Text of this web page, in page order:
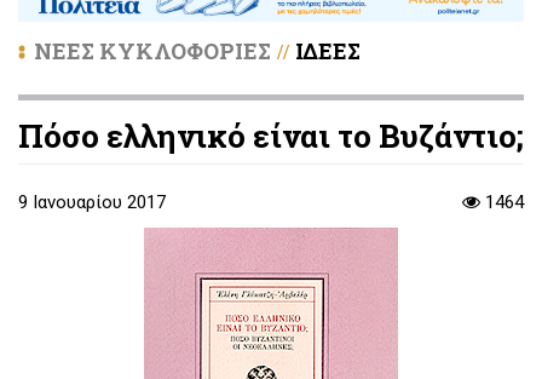
ΝΕΕΣ ΚΥΚΛΟΦΟΡΙΕΣ // ΙΔΕΕΣ
Πόσο ελληνικό είναι το Βυζάντιο;
9 Ιανουαρίου 2017 1464